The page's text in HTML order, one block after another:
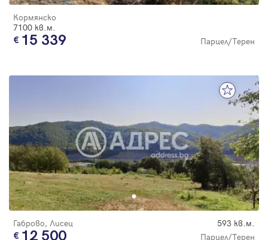
Кормянско
7100 кв.м.
15 339 Парцел/Терен
Габрово, Лисец 593 кв.м.
12 500 Парцел/Терен